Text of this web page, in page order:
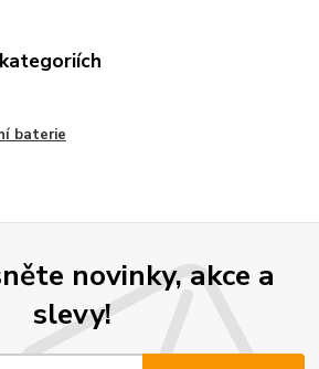
baterie
novinky, akce a
slevy!